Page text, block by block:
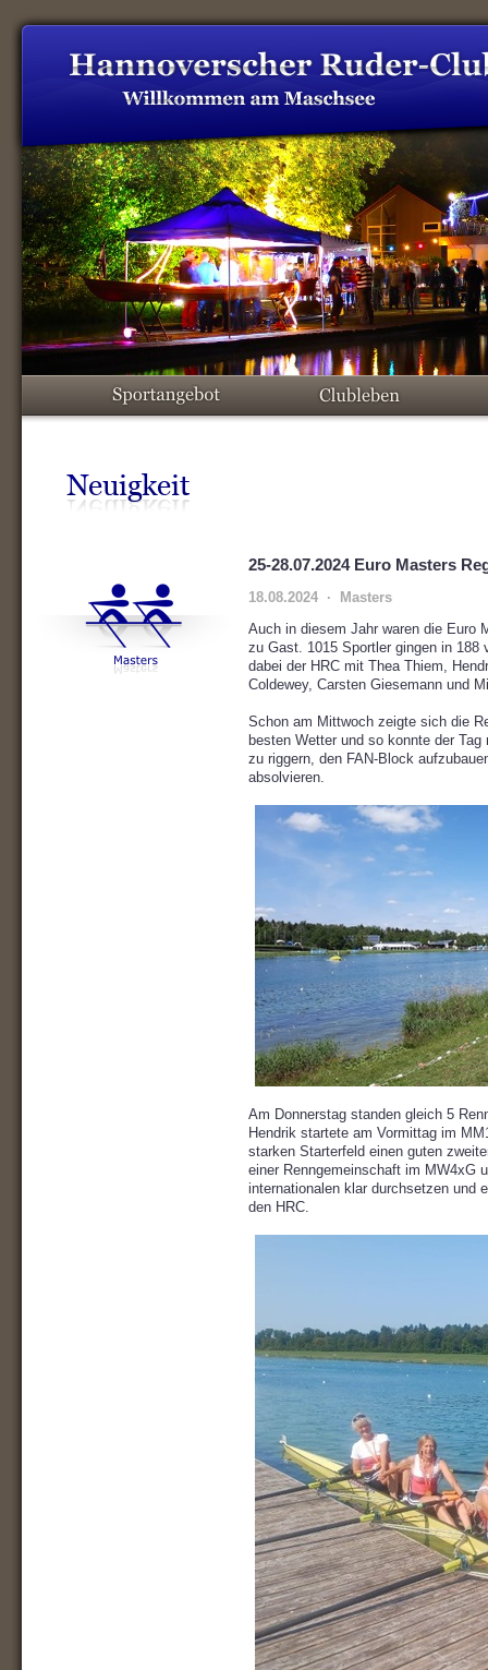
25-28.07.2024 Euro Masters
18.08.2024 · Masters
Auch in diesem Jahr waren die Euro
zu Gast. 1015 Sportler gingen in 188
dabei der HRC mit Thea Thiem,
Coldewey, Carsten Giesemann und
Schon am Mittwoch zeigte sich die
besten Wetter und so konnte der
zu riggern, den FAN-Block
absolvieren.
Am Donnerstag standen gleich 5
Hendrik startete am Vormittag im
starken Starterfeld einen guten
einer Renngemeinschaft im MW4xG
internationalen klar durchsetzen und
den HRC.